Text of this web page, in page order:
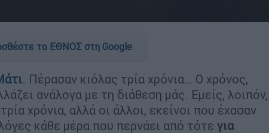
το ΕΘΝΟΣ στη Google
. Πέρασαν κιόλας τρία χρόνια… Ο χρόνος,
ανάλογα με τη διάθεση μάς. Εμείς, λοιπόν,
χρόνια, αλλά οι άλλοι, εκείνοι που έχασαν
κάθε μέρα που περνάει από τότε για